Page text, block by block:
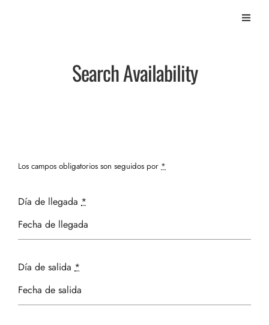
Search Availability
Los campos obligatorios son seguidos por *
Día de llegada *
Día de salida *